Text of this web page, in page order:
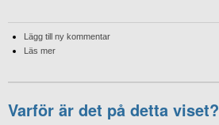
Lägg till ny kommentar
Läs mer
Varför är det på detta viset?